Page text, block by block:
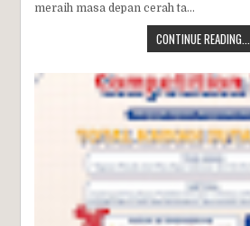
meraih masa depan cerah ta...
CONTINUE READING...